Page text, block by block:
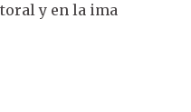
y en la ima